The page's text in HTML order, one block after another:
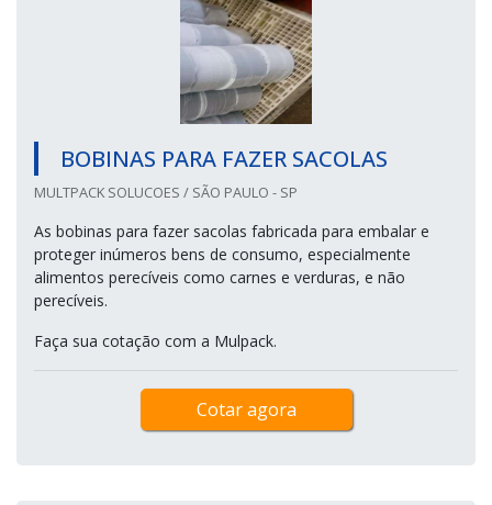
BOBINAS PARA FAZER SACOLAS
MULTPACK SOLUCOES / SÃO PAULO - SP
As bobinas para fazer sacolas fabricada para embalar e
proteger inúmeros bens de consumo, especialmente
alimentos perecíveis como carnes e verduras, e não
perecíveis.
Faça sua cotação com a Mulpack.
Cotar agora